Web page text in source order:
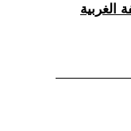
الغربية